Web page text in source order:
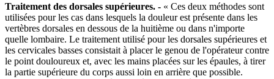
Traitement des dorsales supérieures. - « Ces deux méthodes sont
utilisées pour les cas dans lesquels la douleur est présente dans les
vertèbres dorsales en dessous de la huitième ou dans n'importe
quelle lombaire. Le traitement utilisé pour les dorsales supérieures et
les cervicales basses consistait à placer le genou de l'opérateur contre
le point douloureux et, avec les mains placées sur les épaules, à tirer
la partie supérieure du corps aussi loin en arrière que possible.